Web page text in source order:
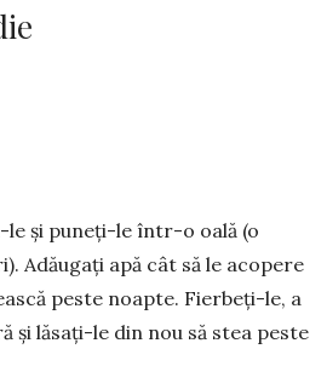
le și puneți-le într-o oală (o
Adă­ugați apă cât să le acopere
peste noapte. Fierbeți-le, a
și lăsați-le din nou să stea peste